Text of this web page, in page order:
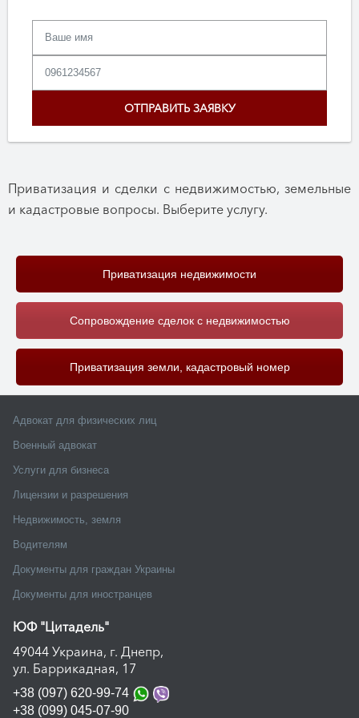
Приватизация и сделки с недвижимостью, земельные
и кадастровые вопросы. Выберите услугу.
Приватизация недвижимости
Сопровождение сделок с недвижимостью
Приватизация земли, кадастровый номер
Адвокат для физических лиц
Военный адвокат
Услуги для бизнеса
Лицензии и разрешения
Недвижимость, земля
Водителям
Документы для граждан Украины
Документы для иностранцев
ЮФ "Цитадель"
49044 Украина, г. Днепр,
ул. Баррикадная, 17
+38 (097) 620-99-74
+38 (099) 045-07-90